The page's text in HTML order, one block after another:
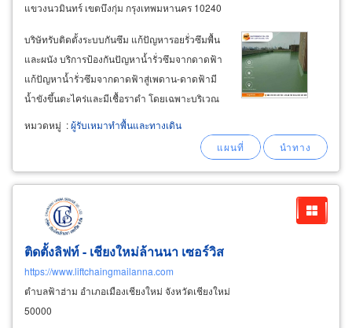
แขวงนวมินทร์ เขตบึงกุ่ม กรุงเทพมหานคร 10240
บริษัทรับติดตั้งระบบกันซึม แก้ปัญหารอยรั่วซึมพื้น
และผนัง บริการป้องกันปัญหาน้ำรั่วซึมจากดาดฟ้า
แก้ปัญหาน้ำรั่วซึมจากดาดฟ้าสู่เพดาน-ดาดฟ้ามี
น้ำขังขึ้นตะไคร่และมีเชื้อราดำ โดยเฉพาะบริเวณ
ดาดฟ้าที่ติดตั้งระบบหล่อเย็น คูลลิ่งทาวเวอร์ แก้
หมวดหมู่ :ผู้รับเหมาทำพื้นและทางเดิน
ติดตั้งลิฟท์ - เชียงใหม่ล้านนา เซอร์วิส
https://www.liftchaingmailanna.com
ตำบลฟ้าฮ่าม อำเภอเมืองเชียงใหม่ จังหวัดเชียงใหม่
50000